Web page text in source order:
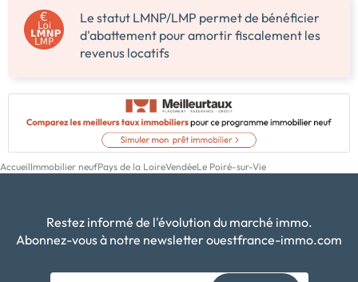
Le statut LMNP/LMP permet de bénéficier
d'abattement pour amortir fiscalement les
revenus locatifs
AccueilImmobilier neufPays de la LoireVendéeLe Poiré-sur-Vie
Restez informé de l'évolution du marché immo.
Abonnez-vous à notre newsletter ouestfrance-immo.com